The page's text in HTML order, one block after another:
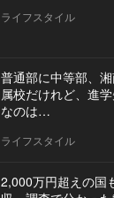
ライフスタイル
普通部に中等部、
属校だけれど、進
なのは…
ライフスタイル
2,000万円超えの